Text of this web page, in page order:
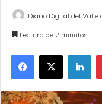
Diario Digital del Valle
Lectura de 2 minutos